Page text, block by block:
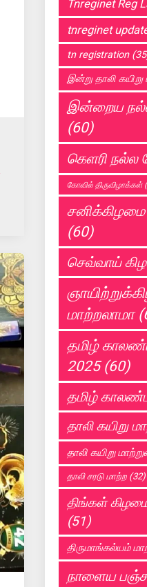
Tnreginet Reg
tnreginet
tn registration
இன்று தாலி கயிறு
இன்றைய
(60)
கெளரி நல்ல
கோவில் திருவிழாக்கள்
சனிக்கிழமை
(60)
செவ்வாய்
மாற்றலாமா
தமிழ்
2025(60)
தமிழ்
தாலி கயிறு
தாலி கயிறு
தாலி சரடு மாற்ற (32)
திங்கள் கிழமை
(51)
திருமாங்கல்யம்
நாளைய